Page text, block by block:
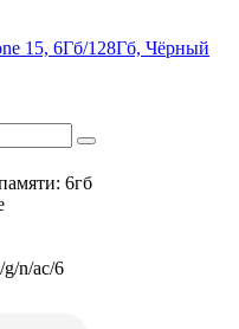
15, 6Гб/128Гб, Чёрный
6гб
n/ac/6